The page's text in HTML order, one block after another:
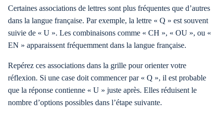
Certaines associations de lettres sont plus fréquentes que d’autres
dans la langue française. Par exemple, la lettre « Q » est souvent
suivie de « U ». Les combinaisons comme « CH », « OU », ou «
EN » apparaissent fréquemment dans la langue française.
Repérez ces associations dans la grille pour orienter votre
réflexion. Si une case doit commencer par « Q », il est probable
que la réponse contienne « U » juste après. Elles réduisent le
nombre d’options possibles dans l’étape suivante.